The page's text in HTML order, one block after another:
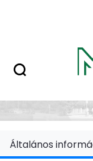
Általános